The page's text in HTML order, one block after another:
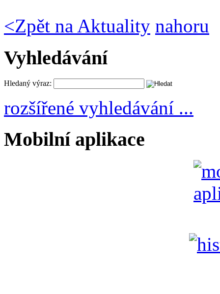
<Zpět na Aktuality nahoru
Vyhledávání
Hledaný výraz:
rozšířené vyhledávání ...
Mobilní aplikace